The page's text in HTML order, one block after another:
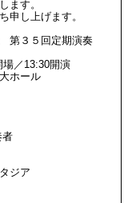
ます。
申し上げます。
第３５回定期演奏
場／13:30開演
ホール
者
ジア